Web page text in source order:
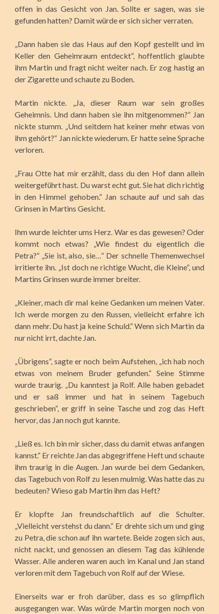
offen in das Gesicht von Jan. Sollte er sagen, was sie
gefunden hatten? Damit würde er sich sicher verraten.
„Dann haben sie das Haus auf den Kopf gestellt und im
Keller den Geheimraum entdeckt“, hoffentlich glaubte
ihm Martin und fragt nicht weiter nach. Er zog hastig an
der Zigarette und schaute zu Boden.
Martin nickte. „Ja, dieser Raum war sein großes
Geheimnis. Und dann haben sie ihn mitgenommen?“ Jan
nickte stumm. „Und seitdem hat keiner mehr etwas von
ihm gehört?“ Jan nickte wiederum. Er hatte seine Sprache
verloren.
„Frau Otte hat mir erzählt, dass du den Hof dann allein
weitergeführt hast. Du warst echt gut. Sie hat dich richtig
in den Himmel gehoben.“ Jan schaute auf und sah das
Grinsen in Martins Gesicht.
Ihm wurde leichter ums Herz. War es das gewesen? Oder
kommt noch etwas? „Wie findest du eigentlich die
Petra?“ „Sie ist, also, sie…“ Der schnelle Themenwechsel
irritierte ihn. „Ist doch ne richtige Wucht, die Kleine“, und
Martins Grinsen wurde immer breiter.
„Kleiner, mach dir mal keine Gedanken um meinen Vater.
Ich werde morgen zu den Russen, vielleicht erfahre ich
dann mehr. Du hast ja keine Schuld.“ Wenn sich Martin da
nur nicht irrt, dachte Jan.
„Übrigens“, sagte er noch beim Aufstehen, „ich hab noch
etwas von meinem Bruder gefunden.“ Seine Stimme
wurde traurig. „Du kanntest ja Rolf. Alle haben gebadet
und er saß immer und hat in seinem Tagebuch
geschrieben“, er griff in seine Tasche und zog das Heft
hervor, das Jan noch gut kannte.
„Ließ es. Ich bin mir sicher, dass du damit etwas anfangen
kannst.“ Er reichte Jan das abgegriffene Heft und schaute
ihm traurig in die Augen. Jan wurde bei dem Gedanken,
das Tagebuch von Rolf zu lesen mulmig. Was hatte das zu
bedeuten? Wieso gab Martin ihm das Heft?
Er klopfte Jan freundschaftlich auf die Schulter.
„Vielleicht verstehst du dann.“ Er drehte sich um und ging
zu Petra, die schon auf ihn wartete. Beide zogen sich aus,
nicht nackt, und genossen an diesem Tag das kühlende
Wasser. Alle anderen waren auch im Kanal und Jan stand
verloren mit dem Tagebuch von Rolf auf der Wiese.
Einerseits war er froh darüber, dass es so glimpflich
ausgegangen war. Was würde Martin morgen noch von